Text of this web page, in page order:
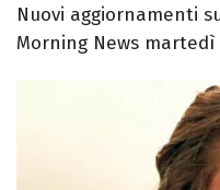
Nuovi aggiornamenti
Morning News martedì